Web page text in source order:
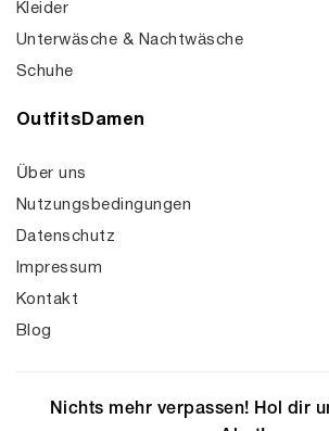
Kleider
Unterwäsche & Nachtwäsche
Schuhe
OutfitsDamen
Über uns
Nutzungsbedingungen
Datenschutz
Impressum
Kontakt
Blog
Nichts mehr verpassen! Hol dir